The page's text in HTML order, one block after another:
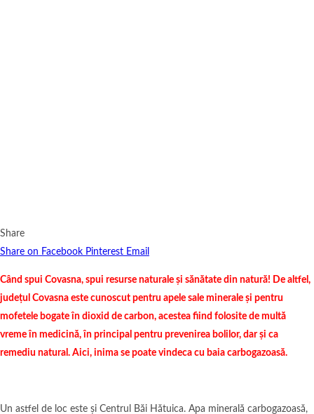
Share
Share on Facebook Pinterest Email
Când spui Covasna, spui resurse naturale și sănătate din natură! De altfel,
județul Covasna este cunoscut pentru apele sale minerale și pentru
mofetele bogate în dioxid de carbon, acestea fiind folosite de multă
vreme în medicină, în principal pentru prevenirea bolilor, dar și ca
remediu natural. Aici, inima se poate vindeca cu baia carbogazoasă.
Un astfel de loc este și Centrul Băi Hătuica. Apa minerală carbogazoasă,